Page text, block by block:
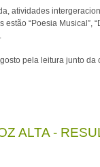
atividades
“Poesia Musical”,
pela leitura junto
ALTA -